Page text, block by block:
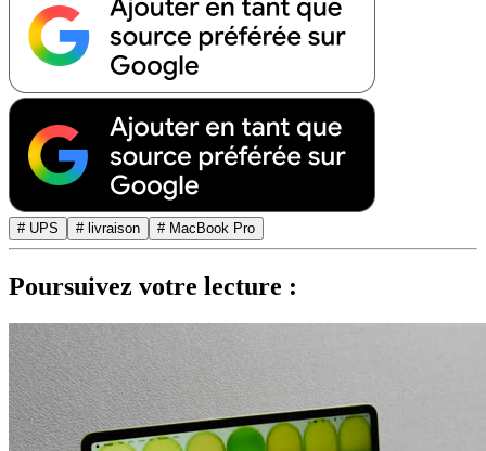
# UPS # livraison # MacBook Pro
Poursuivez votre lecture :